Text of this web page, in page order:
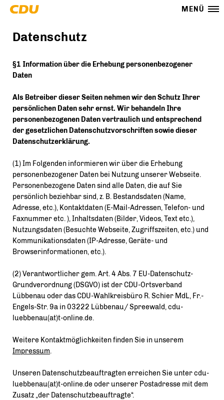
MENÜ
Datenschutz
§1 Information über die Erhebung personenbezogener
Daten
Als Betreiber dieser Seiten nehmen wir den Schutz Ihrer
persönlichen Daten sehr ernst. Wir behandeln Ihre
personenbezogenen Daten vertraulich und entsprechend
der gesetzlichen Datenschutzvorschriften sowie dieser
Datenschutzerklärung.
(1) Im Folgenden informieren wir über die Erhebung
personenbezogener Daten bei Nutzung unserer Webseite.
Personenbezogene Daten sind alle Daten, die auf Sie
persönlich beziehbar sind, z. B. Bestandsdaten (Name,
Adresse, etc.), Kontaktdaten (E-Mail-Adressen, Telefon- und
Faxnummer etc. ), Inhaltsdaten (Bilder, Videos, Text etc.),
Nutzungsdaten (Besuchte Webseite, Zugriffszeiten, etc.) und
Kommunikationsdaten (IP-Adresse, Geräte- und
Browserinformationen, etc.).
(2) Verantwortlicher gem. Art. 4 Abs. 7 EU-Datenschutz-
Grundverordnung (DSGVO) ist der CDU-Ortsverband
Lübbenau oder das CDU-Wahlkreisbüro R. Schier MdL, Fr.-
Engels-Str. 9a in 03222 Lübbenau/ Spreewald, cdu-
luebbenau(at)t-online.de.
Weitere Kontaktmöglichkeiten finden Sie in unserem
Impressum.
Unseren Datenschutzbeauftragten erreichen Sie unter cdu-
luebbenau(at)t-online.de oder unserer Postadresse mit dem
Zusatz „der Datenschutzbeauftragte“.